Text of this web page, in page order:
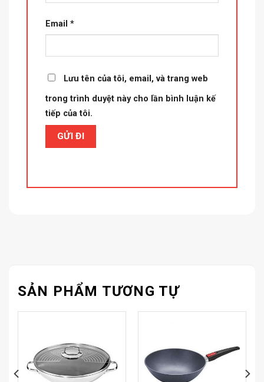
Email *
Lưu tên của tôi, email, và trang web
trong trình duyệt này cho lần bình luận kế
tiếp của tôi.
SẢN PHẨM TƯƠNG TỰ